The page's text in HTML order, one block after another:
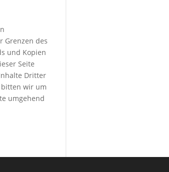
Grenzen des
und Kopien
Seite
Dritter
bitten wir um
umgehend